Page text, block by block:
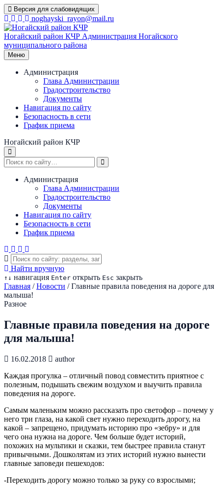
Перейти
к
содержимому
Версия для слабовидящих
noghayski_rayon@mail.ru
Ногайский район КЧР Администрация Ногайского
муниципального района
Меню
Администрация
Глава Администрации
Градостроительство
Документы
Навигация по сайту
Безопасность в сети
График приема
Ногайский район КЧР
Администрация
Глава Администрации
Градостроительство
Документы
Навигация по сайту
Безопасность в сети
График приема
Найти вручную
↑ ↓ навигация Enter открыть Esc закрыть
Главная / Новости / Главные правила поведения на дороге для
малыша!
Разное
Главные правила поведения на дороге
для малыша!
16.02.2018
author
Каждая прогулка – отличный повод совместить приятное с
полезным, подышать свежим воздухом и выучить правила
поведения на дороге.
Самым маленьким можно рассказать про светофор – почему у
него три глаза, на какой свет нужно переходить дорогу, на
какой – запрещено, придумать историю про «зебру» и для
чего она нужна на дороге. Чем больше будет историй,
похожих на мультики и сказки, тем быстрее правила станут
привычными. Дошколятам из этих историй нужно вынести
главные заповеди пешеходов:
-Переходить дорогу можно только за руку со взрослыми;